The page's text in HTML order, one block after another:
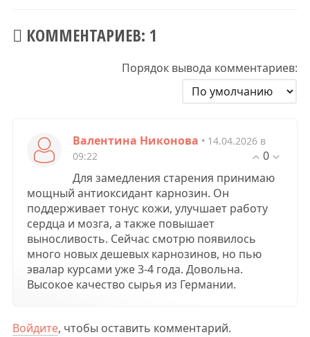
КОММЕНТАРИЕВ: 1
Порядок вывода комментариев:
Валентина Никонова • 14.04.2026 в
09:22
0
Для замедления старения принимаю
мощный антиоксидант карнозин. Он
поддерживает тонус кожи, улучшает работу
сердца и мозга, а также повышает
выносливость. Сейчас смотрю появилось
много новых дешевых карнозинов, но пью
эвалар курсами уже 3-4 года. Довольна.
Высокое качество сырья из Германии.
Войдите, чтобы оставить комментарий.